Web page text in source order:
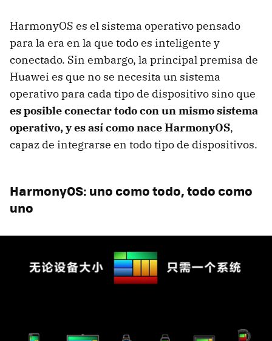
HarmonyOS es el sistema operativo pensado
para la era en la que todo es inteligente y
conectado. Sin embargo, la principal premisa de
Huawei es que no se necesita un sistema
operativo para cada tipo de dispositivo sino que
es posible conectar todo con un mismo sistema
operativo, y es así como nace HarmonyOS,
capaz de integrarse en todo tipo de dispositivos.
HarmonyOS: uno como todo, todo como
uno